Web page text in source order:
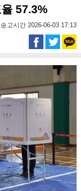
57.3%
송고시간 2026-06-03 17:13